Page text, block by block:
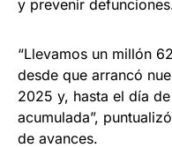
y prevenir
“Llevamos un millón
desde que arrancó
2025 y, hasta el día
acumulada”,
de avances.